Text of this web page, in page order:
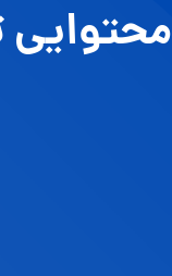
محتوایی